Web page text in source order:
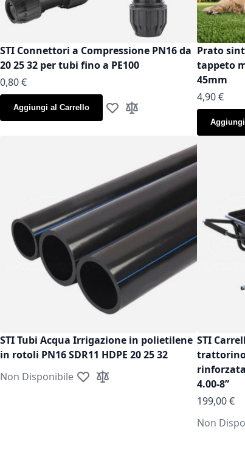
STI Connettori a Compressione PN16 da
20 25 32 per tubi fino a PE100
As low as
0,80 €
Aggiungi al Carrello Aggiungi alla lista desideri
Aggiungi al confronto
Prato
tappeto
45mm
As low as
4,90 €
STI Tubi Acqua Irrigazione in polietilene
in rotoli PN16 SDR11 HDPE 20 25 32
Non Disponibile Aggiungi alla lista desideri
Aggiungi al confronto
STI
trattorino
4.00-8”
199,00 €
Non